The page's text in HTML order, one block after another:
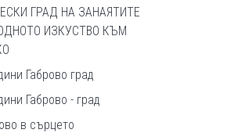
ГРАД НА ЗАНАЯТИТЕ
ИЗКУСТВО КЪМ
Габрово град
Габрово - град
в сърцето